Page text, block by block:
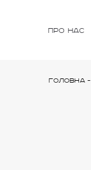
ПРО НАС
Головна-